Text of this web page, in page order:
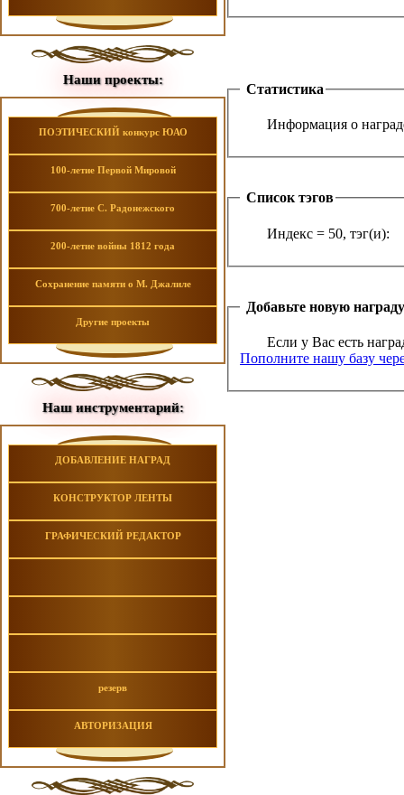
Наши проекты:
ПОЭТИЧЕСКИЙ конкурс ЮАО
100-летие Первой Мировой
700-летие С. Радонежского
200-летие войны 1812 года
Сохранение памяти о М. Джалиле
Другие проекты
Наш инструментарий:
ДОБАВЛЕНИЕ НАГРАД
КОНСТРУКТОР ЛЕНТЫ
ГРАФИЧЕСКИЙ РЕДАКТОР
резерв
АВТОРИЗАЦИЯ
Статистика
Информация о
Список тэгов
Индекс = 50, тэг(и):
Добавьте новую награду
Если у Вас есть
Пополните нашу базу